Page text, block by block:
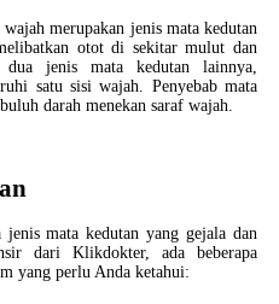
merupakan jenis mata kedutan
otot di sekitar mulut dan
dua jenis mata kedutan lainnya,
satu sisi wajah. Penyebab mata
darah menekan saraf wajah.
jenis mata kedutan yang gejala dan
dari Klikdokter, ada beberapa
yang perlu Anda ketahui: